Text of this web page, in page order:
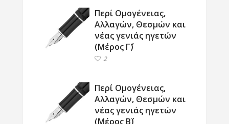
Περί Ομογένειας,
Αλλαγών, Θεσμών και
νέας γενιάς ηγετών
(Μέρος Γ΄)
2
Περί Ομογένειας,
Αλλαγών, Θεσμών και
νέας γενιάς ηγετών
(Μέρος Β΄)